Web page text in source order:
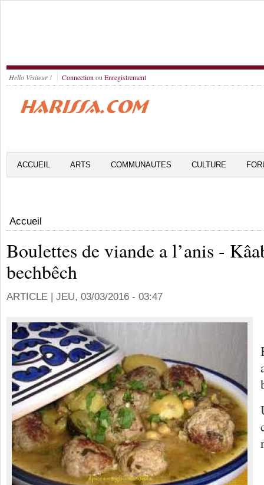
Hello Visiteur ! Connection ou Enregistrement
ACCUEIL ARTS COMMUNAUTES CULTURE
Accueil
Boulettes de viande a l’anis -
bechbêch
ARTICLE | JEU, 03/03/2016 - 03:47